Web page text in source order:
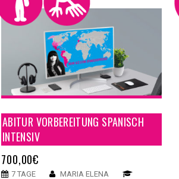
ABITUR VORBEREITUNG SPANISCH
INTENSIV
700,00€
7 TAGE
MARIA ELENA